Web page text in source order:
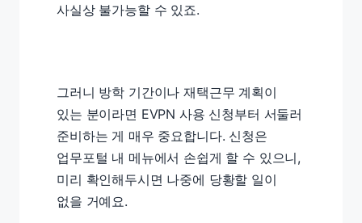
사실상 불가능할 수 있죠.
그러니 방학 기간이나 재택근무 계획이
있는 분이라면 EVPN 사용 신청부터 서둘러
준비하는 게 매우 중요합니다. 신청은
업무포털 내 메뉴에서 손쉽게 할 수 있으니,
미리 확인해두시면 나중에 당황할 일이
없을 거예요.